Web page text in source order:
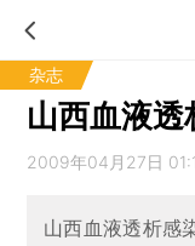
杂志
山西血液
2009年04月27日
山西血液透析感